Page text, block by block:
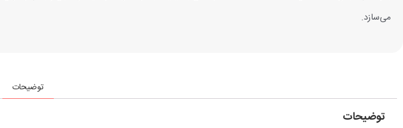
می‌سازد.
توضیحات
توضیحات